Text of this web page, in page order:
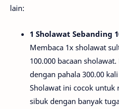
lain:
1 Sholawat Sebanding
Membaca 1x sholawat
100.000 bacaan
dengan pahala 300.00
Sholawat ini cocok untuk
sibuk dengan banyak